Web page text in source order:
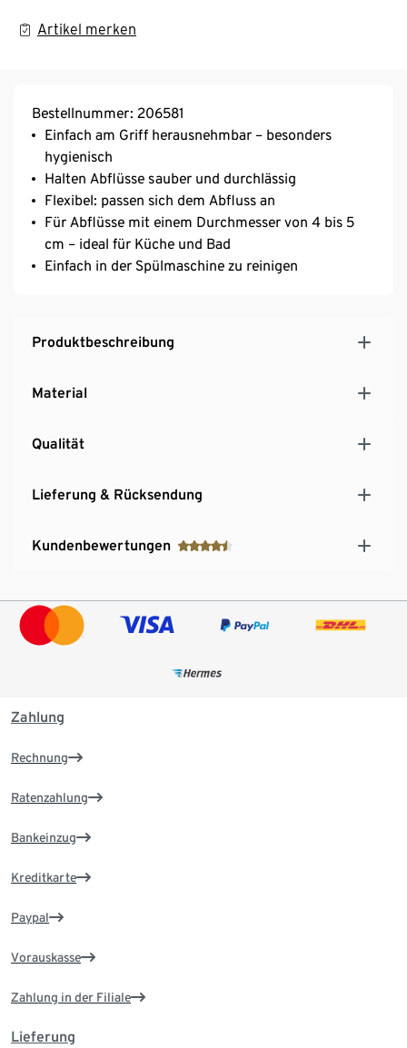
Artikel merken
Bestellnummer: 206581
Einfach am Griff herausnehmbar – besonders
hygienisch
Halten Abflüsse sauber und durchlässig
Flexibel: passen sich dem Abfluss an
Für Abflüsse mit einem Durchmesser von 4 bis 5
cm – ideal für Küche und Bad
Einfach in der Spülmaschine zu reinigen
Produktbeschreibung
Material
Qualität
Lieferung & Rücksendung
Kundenbewertungen
Zahlung
Rechnung
Ratenzahlung
Bankeinzug
Kreditkarte
Paypal
Vorauskasse
Zahlung in der Filiale
Lieferung